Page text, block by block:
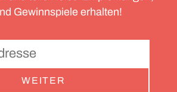
Gewinnspiele erhalten!
WEITER